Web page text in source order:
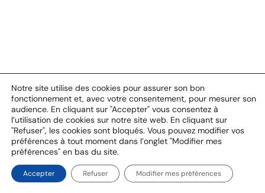
Notre site utilise des cookies pour assurer son bon
fonctionnement et, avec votre consentement, pour mesurer son
audience. En cliquant sur "Accepter" vous consentez à
l’utilisation de cookies sur notre site web. En cliquant sur
"Refuser", les cookies sont bloqués. Vous pouvez modifier vos
préférences à tout moment dans l’onglet "Modifier mes
préférences" en bas du site.
Accepter Refuser Modifier mes préférences